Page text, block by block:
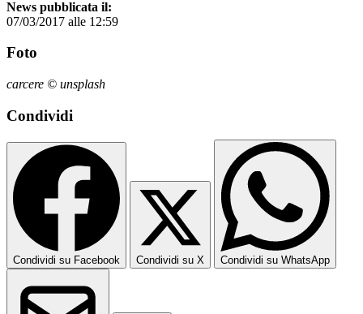
News pubblicata il:
07/03/2017 alle 12:59
Foto
carcere © unsplash
Condividi
Condividi su Facebook Condividi su X Condividi su WhatsApp